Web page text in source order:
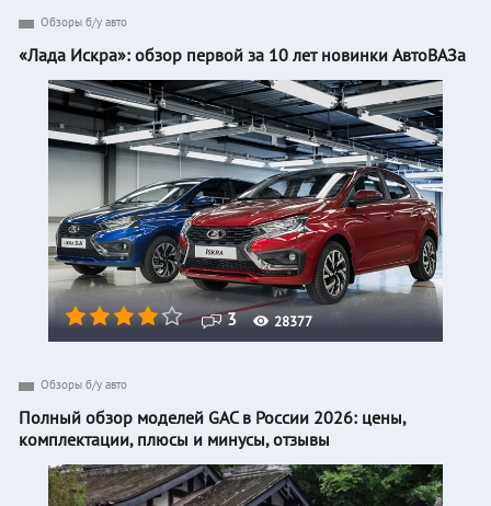
3 28377
Обзоры б/у авто
«Лада Искра»: обзор первой за 10 лет новинки АвтоВАЗа
Обзоры б/у авто
Полный обзор моделей GAC в России 2026: цены,
комплектации, плюсы и минусы, отзывы